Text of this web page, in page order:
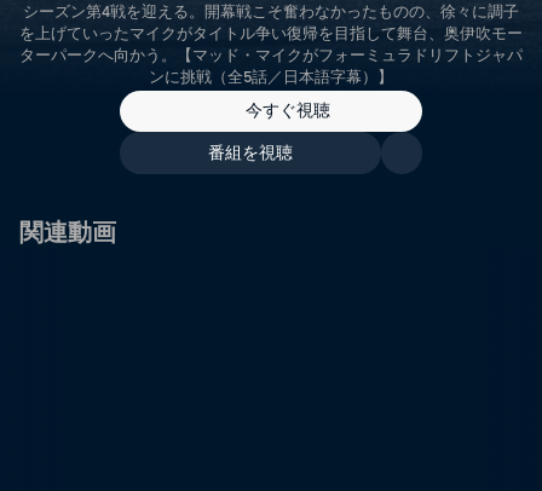
シーズン第4戦を迎える。開幕戦こそ奮わなかったものの、徐々に調子
を上げていったマイクがタイトル争い復帰を目指して舞台、奥伊吹モー
ターパークへ向かう。【マッド・マイクがフォーミュラドリフトジャパ
ンに挑戦（全5話／日本語字幕）】
今すぐ視聴
番組を視聴
関連動画